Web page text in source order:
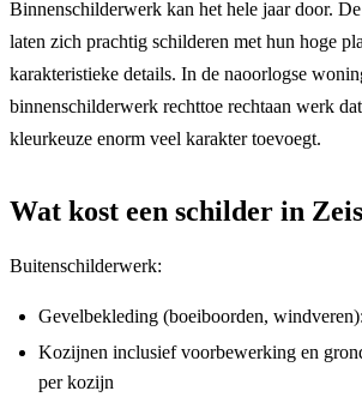
Binnenschilderwerk kan het hele jaar door.
laten zich prachtig schilderen met hun hoge
karakteristieke details. In de naoorlogse
binnenschilderwerk rechttoe rechtaan werk
kleurkeuze enorm veel karakter toevoegt.
Wat kost een schilder in
Buitenschilderwerk:
Gevelbekleding (boeiboorden,
Kozijnen inclusief voorbewerking en
per kozijn